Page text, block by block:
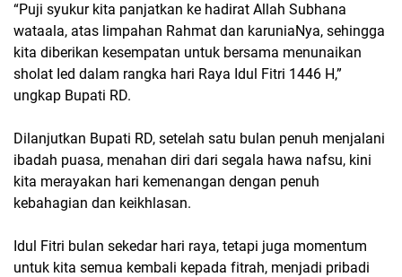
“Puji syukur kita panjatkan ke hadirat Allah Subhana
wataala, atas limpahan Rahmat dan karuniaNya, sehingga
kita diberikan kesempatan untuk bersama menunaikan
sholat Ied dalam rangka hari Raya Idul Fitri 1446 H,”
ungkap Bupati RD.
Dilanjutkan Bupati RD, setelah satu bulan penuh menjalani
ibadah puasa, menahan diri dari segala hawa nafsu, kini
kita merayakan hari kemenangan dengan penuh
kebahagian dan keikhlasan.
Idul Fitri bulan sekedar hari raya, tetapi juga momentum
untuk kita semua kembali kepada fitrah, menjadi pribadi